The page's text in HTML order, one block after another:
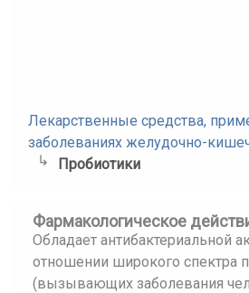
Лекарственные средства,
заболеваниях желудочно-
Пробиотики
Фармакологическое
Обладает антибактериальной
отношении широкого спектра
(вызывающих заболевания